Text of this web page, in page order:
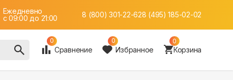
Ежедневно
c 09:00 до 21:00
8 (800) 301-22-628 (495) 185-02-02
0
Сравнение
0
Избранное
0
Корзина